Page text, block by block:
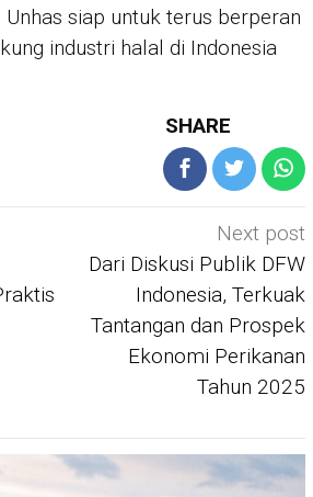
siap untuk terus berperan
industri halal di Indonesia
SHARE
Next post
Dari Diskusi Publik DFW
Indonesia, Terkuak
Tantangan dan Prospek
Ekonomi Perikanan
Tahun 2025